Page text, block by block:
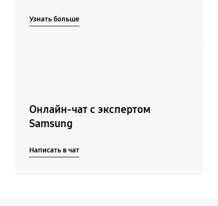
Узнать больше
Онлайн-чат с экспертом
Samsung
Написать в чат